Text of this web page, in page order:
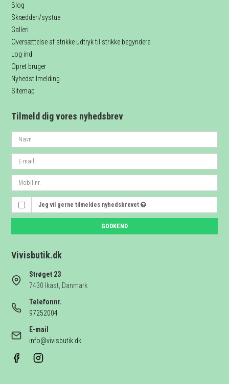
Blog
Skrædderi/systue
Galleri
Oversættelse af strikke udtryk til strikke begyndere
Log ind
Opret bruger
Nyhedstilmelding
Sitemap
Tilmeld dig vores nyhedsbrev
Jeg vil gerne tilmeldes nyhedsbrevet
GODKEND
Vivisbutik.dk
Strøget 23
7430 Ikast, Danmark
Telefonnr.
97252004
E-mail
info@vivisbutik.dk